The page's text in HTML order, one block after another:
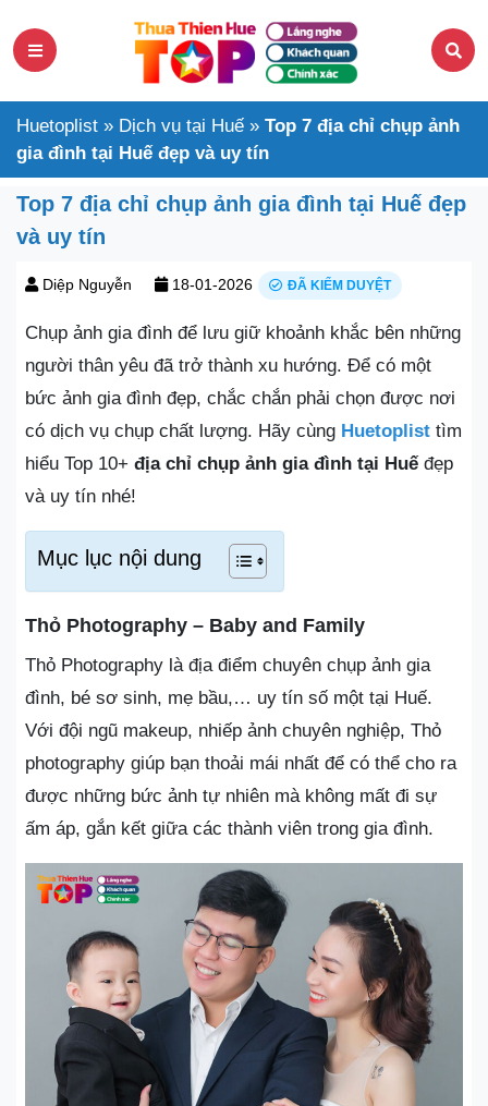
Huetoplist » Dịch vụ tại Huế » Top 7 địa chỉ chụp ảnh
gia đình tại Huế đẹp và uy tín
Top 7 địa chỉ chụp ảnh gia đình tại Huế đẹp
và uy tín
Diệp Nguyễn 18-01-2026 ĐÃ KIỂM DUYỆT
Chụp ảnh gia đình để lưu giữ khoảnh khắc bên những
người thân yêu đã trở thành xu hướng. Để có một
bức ảnh gia đình đẹp, chắc chắn phải chọn được nơi
có dịch vụ chụp chất lượng. Hãy cùng Huetoplist tìm
hiểu Top 10+ địa chỉ chụp ảnh gia đình tại Huếđẹp
và uy tín nhé!
Mục lục nội dung
Thỏ Photography – Baby and Family
Thỏ Photography là địa điểm chuyên chụp ảnh gia
đình, bé sơ sinh, mẹ bầu,… uy tín số một tại Huế.
Với đội ngũ makeup, nhiếp ảnh chuyên nghiệp, Thỏ
photography giúp bạn thoải mái nhất để có thể cho ra
được những bức ảnh tự nhiên mà không mất đi sự
ấm áp, gắn kết giữa các thành viên trong gia đình.